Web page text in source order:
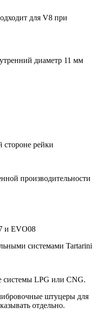
для V8 при
диаметр 11 мм
рейки
производительности
и EVO08
системами Tartarini
системы LPG или CNG.
штуцеры для
отдельно.